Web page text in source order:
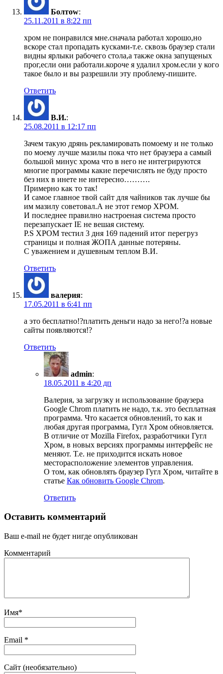
Болтоw:
25.11.2011 в 8:22 пп
хром не понравился мне.сначала работал хорошо,но
вскоре стал пропадать кусками-т.е. сквозь браузер стали
видны ярлыки рабочего стола,а также окна запущеных
прог,если они работали.короче я удалил хром.если у кого
такое было и вы разрешили эту проблему-пишите.
Ответить
В.И.:
25.08.2011 в 12:17 пп
Зачем такую дрянь рекламировать помоему и не только
по моему лучше мазилы пока что нет браузера а самый
большой минус хрома что в него не интегрируются
многие программы какие перечислять не буду просто
без них в инете не интересно……….
Примерно как то так!
И самое главное твой сайт для чайников так лучше бы
им мазилу советовал.А не этот гемор ХРОМ.
И последнее правилно настроеная система просто
перезапускает IE не вешая систему.
P.S ХРОМ тестил 3 дня 169 падений итог перегруз
страницы и полная ЖОПА данные потеряны.
С уважением и душевным теплом В.И.
Ответить
валерия:
17.05.2011 в 6:41 пп
а это бесплатно!?платить деньги надо за него!?а новые
сайты появляются!?
Ответить
admin:
18.05.2011 в 4:20 дп
Валерия, за загрузку и использование браузера
Google Chrom платить не надо, т.к. это бесплатная
программа. Что касается обновлений, то как и
любая другая программа, Гугл Хром обновляется.
В отличие от Mozilla Firefox, разработчики Гугл
Хром, в новых версиях программы интерфейс не
меняют. Т.е. не приходится искать новое
месторасположение элементов управления.
О том, как обновлять браузер Гугл Хром, читайте в
статье Как обновить Google Chrom.
Ответить
Оставить комментарий
Ваш e-mail не будет нигде опубликован
Комментарий
Имя*
Email *
Сайт (необязательно)